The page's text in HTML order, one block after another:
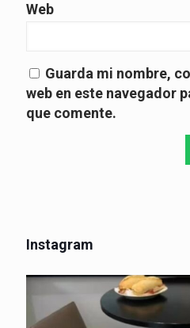
Web
Guarda mi nombre,
web en este navegador
que comente.
Instagram